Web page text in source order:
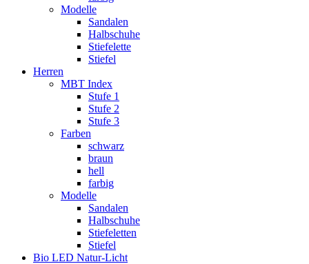
Modelle
Sandalen
Halbschuhe
Stiefelette
Stiefel
Herren
MBT Index
Stufe 1
Stufe 2
Stufe 3
Farben
schwarz
braun
hell
farbig
Modelle
Sandalen
Halbschuhe
Stiefeletten
Stiefel
Bio LED Natur-Licht